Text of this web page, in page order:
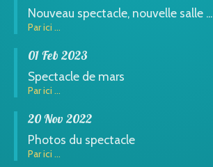
Nouveau spectacle, nouvelle salle ...
Par ici ...
01 Feb 2023
Spectacle de mars
Par ici ...
20 Nov 2022
Photos du spectacle
Par ici ...